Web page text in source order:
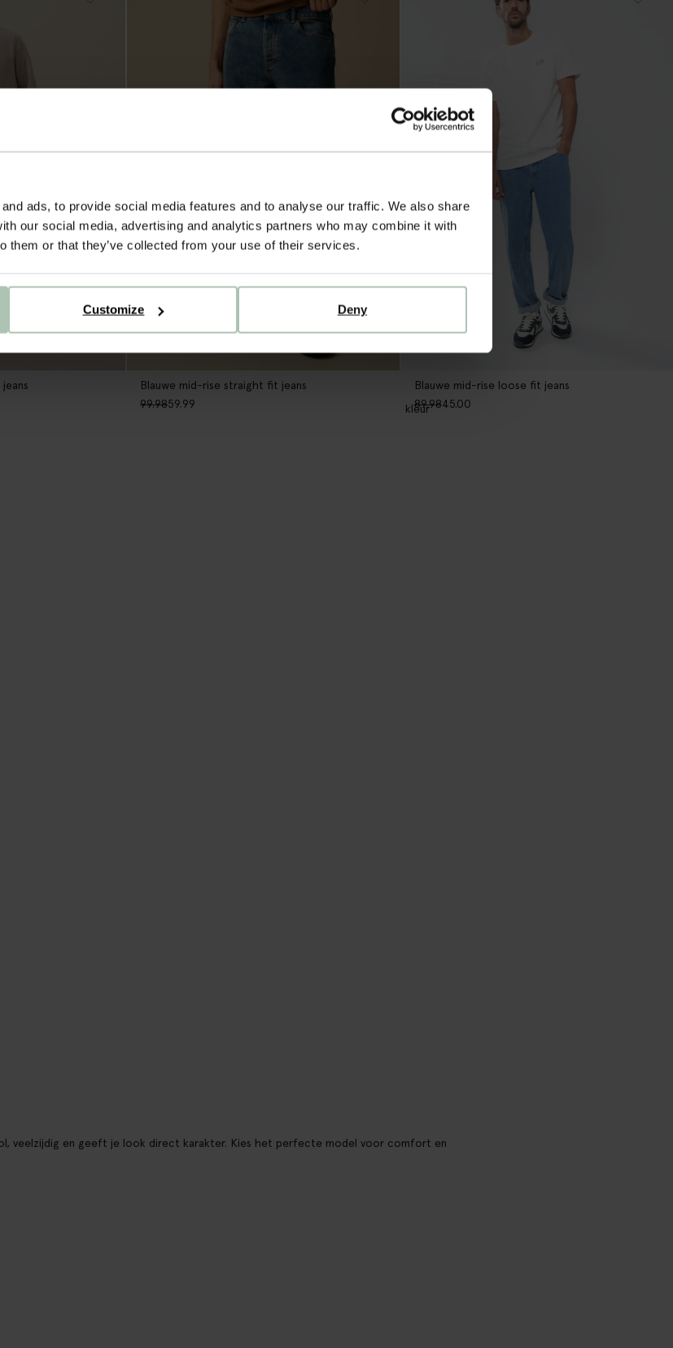
ads, to provide social media features and to analyse our traffic. We also share
our social media, advertising and analytics partners who may combine it with
them or that they’ve collected from your use of their services.
Deny
Customize
Blauwe mid-rise straight fit jeans
99.9859.99
Blauwe mid-rise loose fit jeans
89.9845.00
kleur
veelzijdig en geeft je look direct karakter. Kies het perfecte model voor comfort en